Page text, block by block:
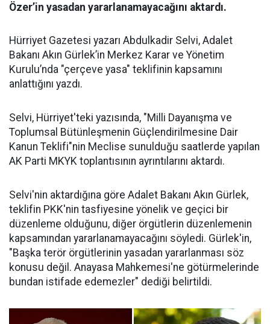
Özer’in yasadan yararlanamayacağını aktardı.
Hürriyet Gazetesi yazarı Abdulkadir Selvi, Adalet
Bakanı Akın Gürlek’in Merkez Karar ve Yönetim
Kurulu’nda "çerçeve yasa" teklifinin kapsamını
anlattığını yazdı.
Selvi, Hürriyet'teki yazısında, "Milli Dayanışma ve
Toplumsal Bütünleşmenin Güçlendirilmesine Dair
Kanun Teklifi"nin Meclise sunulduğu saatlerde yapılan
AK Parti MKYK toplantısının ayrıntılarını aktardı.
Selvi'nin aktardığına göre Adalet Bakanı Akın Gürlek,
teklifin PKK'nin tasfiyesine yönelik ve geçici bir
düzenleme olduğunu, diğer örgütlerin düzenlemenin
kapsamından yararlanamayacağını söyledi. Gürlek'in,
"Başka terör örgütlerinin yasadan yararlanması söz
konusu değil. Anayasa Mahkemesi'ne götürmelerinde
bundan istifade edemezler" dediği belirtildi.